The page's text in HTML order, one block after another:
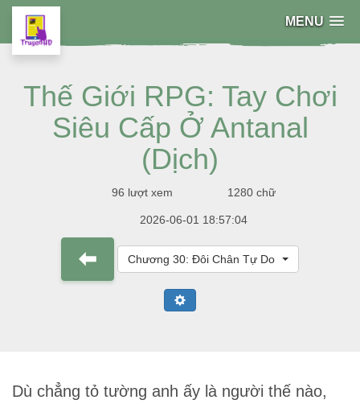
MENU
Thế Giới RPG: Tay Chơi
Siêu Cấp Ở Antanal
(Dịch)
96 lượt xem 1280 chữ
2026-06-01 18:57:04
Chương 30: Đôi Chân Tự Do
Dù chẳng tỏ tường anh ấy là người thế nào,